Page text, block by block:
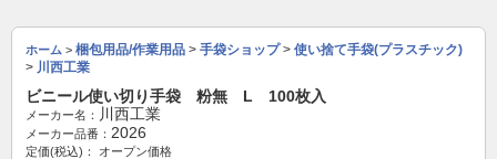
ホーム > 梱包用品/作業用品 > 手袋ショップ> 使い捨て手袋(プラスチック)
> 川西工業
ビニール使い切り手袋 粉無 L 100枚入
メーカー名： 川西工業
メーカー品番： 2026
定価(税込)：
オープン価格